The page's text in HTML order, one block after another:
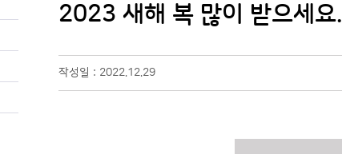
2023 새해 복 많이 받으세요.
작성일 : 2022.12.29